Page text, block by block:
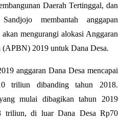
Daerah Tertinggal, dan
membantah anggapan
mengurangi alokasi Anggaran
(APBN) 2019 untuk Dana Desa.
anggaran Dana Desa mencapai
triliun dibanding tahun 2018.
mulai dibagikan tahun 2019
triliun, di luar Dana Desa Rp70